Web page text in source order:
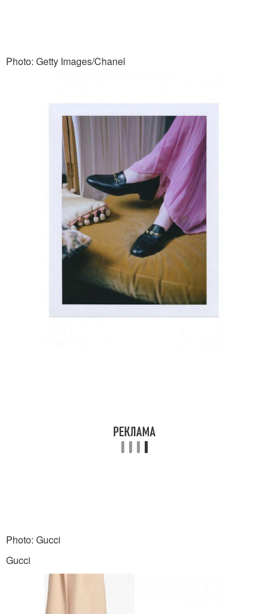
Photo: Getty Images/Chanel
Photo: Gucci
Gucci